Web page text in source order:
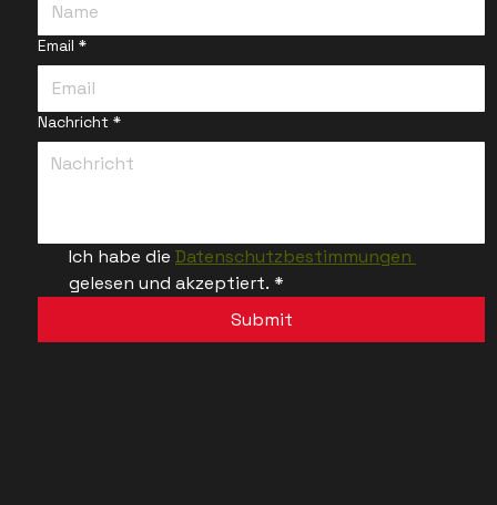
Email *
Nachricht *
Ich habe die
gelesen und akzeptiert. *
Submit